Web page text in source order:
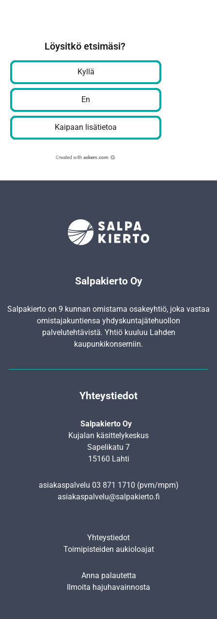
Löysitkö etsimäsi?
Kyllä
En
Kaipaan lisätietoa
Created with askem.com
Salpakierto Oy
Salpakierto on 9 kunnan omistama osakeyhtiö, joka vastaa
omistajakuntiensa yhdyskunta­jätehuollon
palvelutehtävistä. Yhtiö kuuluu Lahden
kaupunkikonserniin.
Yhteystiedot
Salpakierto Oy
Kujalan käsittelykeskus
Sapelikatu 7
15160 Lahti
asiakaspalvelu 03 871 1710 (pvm/mpm)
asiakaspalvelu@salpakierto.fi
Yhteystiedot
Toimipisteiden aukioloajat
Anna palautetta
Ilmoita hajuhavainnosta